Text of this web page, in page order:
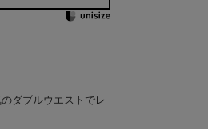
ダブルウエストでレ